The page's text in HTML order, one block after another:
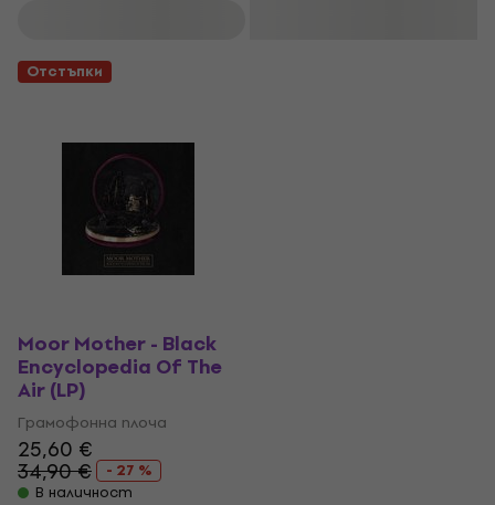
Отстъпки
Moor Mother - Black
Encyclopedia Of The
Air (LP)
Грамофонна плоча
25,60 €
34,90 €
- 27 %
В наличност